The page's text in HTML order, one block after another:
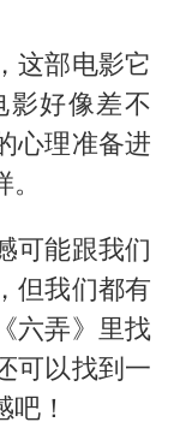
这部电影它
好像差不
心理准备进
可能跟我们
但我们都有
六弄》里找
可以找到一
！